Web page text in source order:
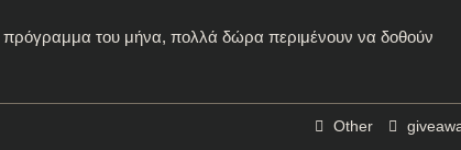
του μήνα, πολλά δώρα περιμένουν να δοθούν
Other